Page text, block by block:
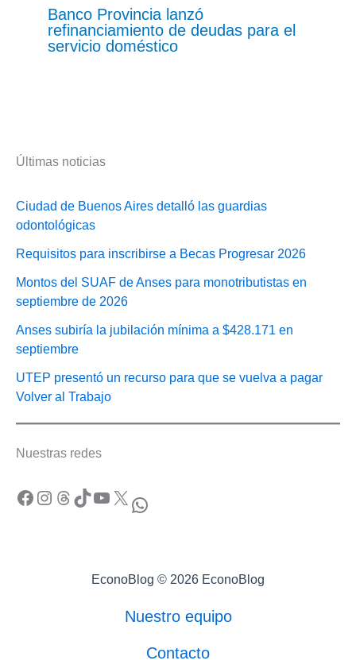
Banco Provincia lanzó
refinanciamiento de deudas para el
servicio doméstico
Últimas noticias
Ciudad de Buenos Aires detalló las guardias
odontológicas
Requisitos para inscribirse a Becas Progresar 2026
Montos del SUAF de Anses para monotributistas en
septiembre de 2026
Anses subiría la jubilación mínima a $428.171 en
septiembre
UTEP presentó un recurso para que se vuelva a pagar
Volver al Trabajo
Nuestras redes
Facebook Instagram Threads TikTok YouTube X WhatsApp
EconoBlog © 2026 EconoBlog
Nuestro equipo
Contacto